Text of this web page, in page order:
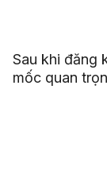
Sau khi đăng
mốc quan